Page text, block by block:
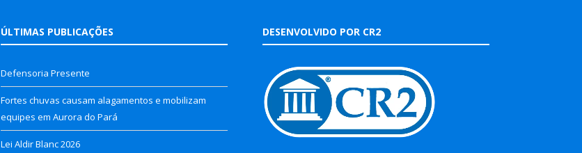
ÚLTIMAS PUBLICAÇÕES
Defensoria Presente
Fortes chuvas causam alagamentos e mobilizam
equipes em Aurora do Pará
Lei Aldir Blanc 2026
DESENVOLVIDO POR CR2